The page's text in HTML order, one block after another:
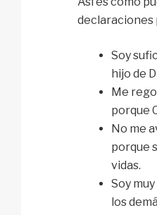
declaraciones
Soy
hijo de
Me
porque
No me
porque
vidas.
Soy
los